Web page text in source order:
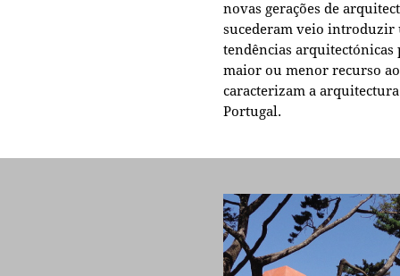
novas gerações de
sucederam veio introduzir
tendências arquitectónicas
maior ou menor recurso
caracterizam a
Portugal.